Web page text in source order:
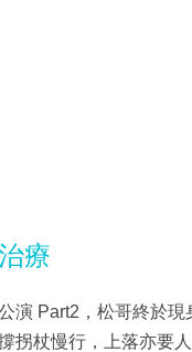
療
演 Part2，松哥終於現
拐杖慢行，上落亦要